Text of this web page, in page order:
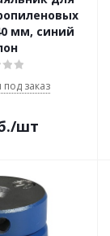
мм, синий
под заказ
/шт